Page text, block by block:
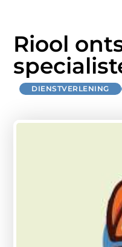
Riool
DIENSTVERLENING